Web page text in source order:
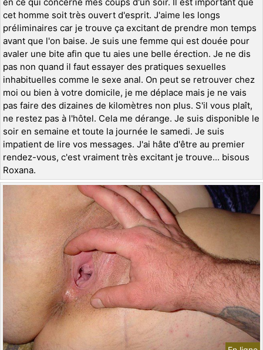
en ce qui concerne mes coups d'un soir. Il est important que
cet homme soit très ouvert d'esprit. J'aime les longs
préliminaires car je trouve ça excitant de prendre mon temps
avant que l'on baise. Je suis une femme qui est douée pour
avaler une bite afin que tu aies une belle érection. Je ne dis
pas non quand il faut essayer des pratiques sexuelles
inhabituelles comme le sexe anal. On peut se retrouver chez
moi ou bien à votre domicile, je me déplace mais je ne vais
pas faire des dizaines de kilomètres non plus. S'il vous plaît,
ne restez pas à l'hôtel. Cela me dérange. Je suis disponible le
soir en semaine et toute la journée le samedi. Je suis
impatient de lire vos messages. J'ai hâte d'être au premier
rendez-vous, c'est vraiment très excitant je trouve... bisous
Roxana.